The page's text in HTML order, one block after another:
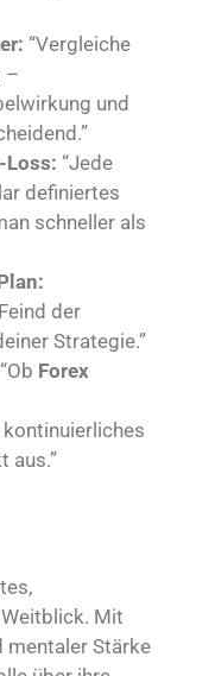
“Vergleiche
–
und
Loss: “Jede
definiertes
schneller als
der
Strategie.”
“Ob Forex
aus.”
Mit
mentaler Stärke